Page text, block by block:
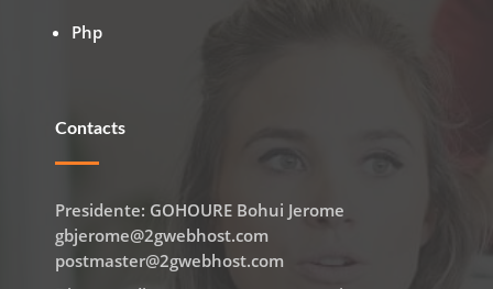
Php
Contacts
Presidente: GOHOURE Bohui Jerome
gbjerome@2gwebhost.com
postmaster@2gwebhost.com